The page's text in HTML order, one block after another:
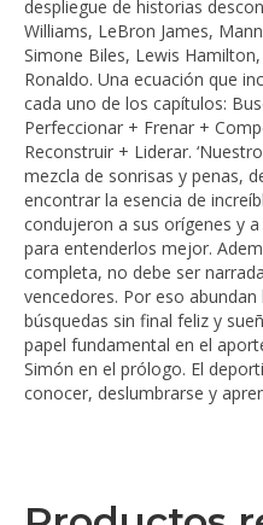
despliegue de historias
Williams, LeBron James,
Simone Biles, Lewis
Ronaldo. Una ecuación que
cada uno de los capítulos:
Perfeccionar + Frenar +
Reconstruir + Liderar.
mezcla de sonrisas y penas,
encontrar la esencia de
condujeron a sus orígenes y
para entenderlos mejor.
completa, no debe ser
vencedores. Por eso
búsquedas sin final feliz y
papel fundamental en el
Simón en el prólogo. El
conocer, deslumbrarse y